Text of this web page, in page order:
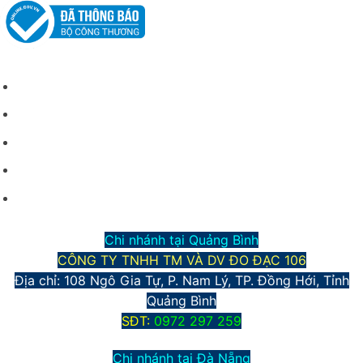
Chi nhánh tại Quảng Bình
CÔNG TY TNHH TM VÀ DV ĐO ĐẠC 106
Địa chỉ: 108 Ngô Gia Tự, P. Nam Lý, TP. Đồng Hới, Tỉnh
Quảng Bình
SĐT: 0972 297 259
Chi nhánh tại Đà Nẵng